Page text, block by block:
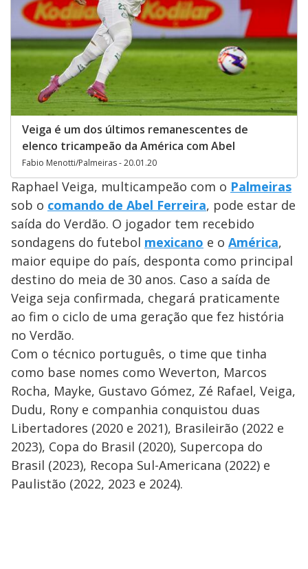
Veiga é um dos últimos remanescentes de
elenco tricampeão da América com Abel
Fabio Menotti/Palmeiras - 20.01.20
Raphael Veiga, multicampeão com o Palmeiras
sob o comando de Abel Ferreira, pode estar de
saída do Verdão. O jogador tem recebido
sondagens do futebol mexicano e o América,
maior equipe do país, desponta como principal
destino do meia de 30 anos. Caso a saída de
Veiga seja confirmada, chegará praticamente
ao fim o ciclo de uma geração que fez história
no Verdão.
Com o técnico português, o time que tinha
como base nomes como Weverton, Marcos
Rocha, Mayke, Gustavo Gómez, Zé Rafael, Veiga,
Dudu, Rony e companhia conquistou duas
Libertadores (2020 e 2021), Brasileirão (2022 e
2023), Copa do Brasil (2020), Supercopa do
Brasil (2023), Recopa Sul-Americana (2022) e
Paulistão (2022, 2023 e 2024).